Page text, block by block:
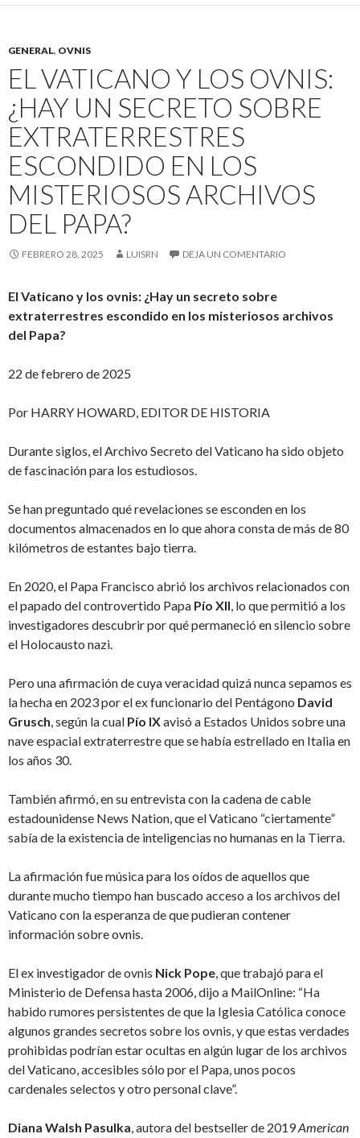
GENERAL, OVNIS
EL VATICANO Y LOS OVNIS:
¿HAY UN SECRETO SOBRE
EXTRATERRESTRES
ESCONDIDO EN LOS
MISTERIOSOS ARCHIVOS
DEL PAPA?
FEBRERO 28, 2025 LUISRN DEJA UN COMENTARIO
El Vaticano y los ovnis: ¿Hay un secreto sobre
extraterrestres escondido en los misteriosos archivos
del Papa?
22 de febrero de 2025
Por HARRY HOWARD, EDITOR DE HISTORIA
Durante siglos, el Archivo Secreto del Vaticano ha sido objeto
de fascinación para los estudiosos.
Se han preguntado qué revelaciones se esconden en los
documentos almacenados en lo que ahora consta de más de 80
kilómetros de estantes bajo tierra.
En 2020, el Papa Francisco abrió los archivos relacionados con
el papado del controvertido Papa Pío XII , lo que permitió a los
investigadores descubrir por qué permaneció en silencio sobre
el Holocausto nazi.
Pero una afirmación de cuya veracidad quizá nunca sepamos es
la hecha en 2023 por el ex funcionario del Pentágono David
Grusch , según la cual Pío IXavisó a Estados Unidos sobre una
nave espacial extraterrestre que se había estrellado en Italia en
los años 30.
También afirmó, en su entrevista con la cadena de cable
estadounidense News Nation, que el Vaticano “ciertamente”
sabía de la existencia de inteligencias no humanas en la Tierra.
La afirmación fue música para los oídos de aquellos que
durante mucho tiempo han buscado acceso a los archivos del
Vaticano con la esperanza de que pudieran contener
información sobre ovnis.
El ex investigador de ovnis Nick Pope , que trabajó para el
Ministerio de Defensa hasta 2006, dijo a MailOnline: “Ha
habido rumores persistentes de que la Iglesia Católica conoce
algunos grandes secretos sobre los ovnis, y que estas verdades
prohibidas podrían estar ocultas en algún lugar de los archivos
del Vaticano, accesibles sólo por el Papa, unos pocos
cardenales selectos y otro personal clave”.
Diana Walsh Pasulka , autora del bestseller de 2019American